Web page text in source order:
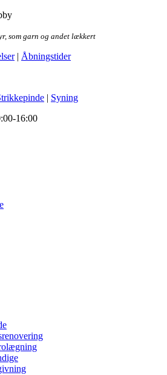
som garn og andet lækkert
| Åbningstider
| Syning
16:00